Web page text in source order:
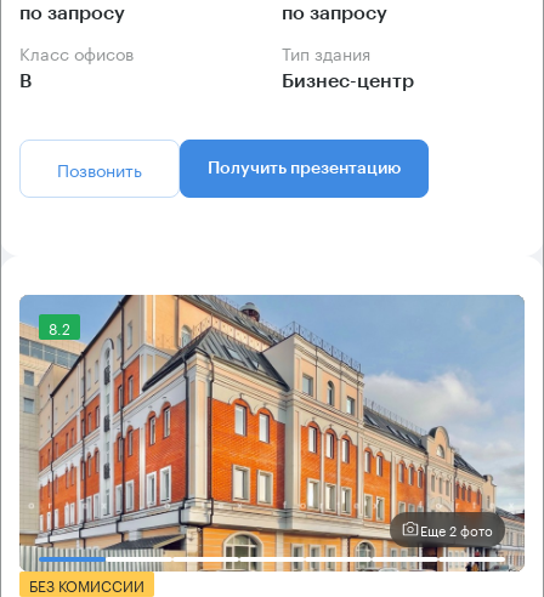
по запросу по запросу
Класс офисов
B
Тип здания
Бизнес-центр
Позвонить Получить презентацию
8.2
Еще 2 фото
БЕЗ КОМИССИИ